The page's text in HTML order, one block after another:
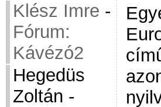
Klész Imre -
Fórum:
Kávézó2
Hegedüs
Zoltán -